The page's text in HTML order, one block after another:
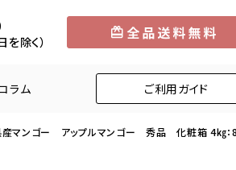
除く）
ラム ご利用ガイド
産マンゴー アップルマンゴー 秀品 化粧箱 4㎏：